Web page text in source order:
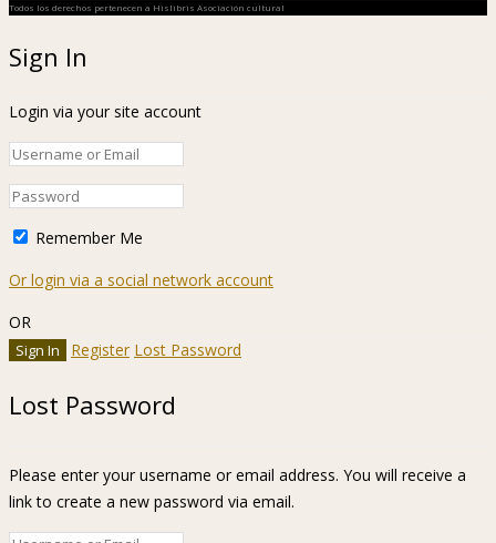
Todos los derechos pertenecen a Hislibris Asociación cultural
Sign In
Login via your site account
Remember Me
Or login via a social network account
OR
Register Lost Password
Lost Password
Please enter your username or email address. You will receive a
link to create a new password via email.